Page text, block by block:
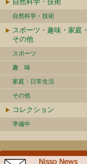
自然科学・技術
スポーツ・趣味・家庭・
その他
スポーツ
趣 味
家庭・日常生活
その他
コレクション
準備中